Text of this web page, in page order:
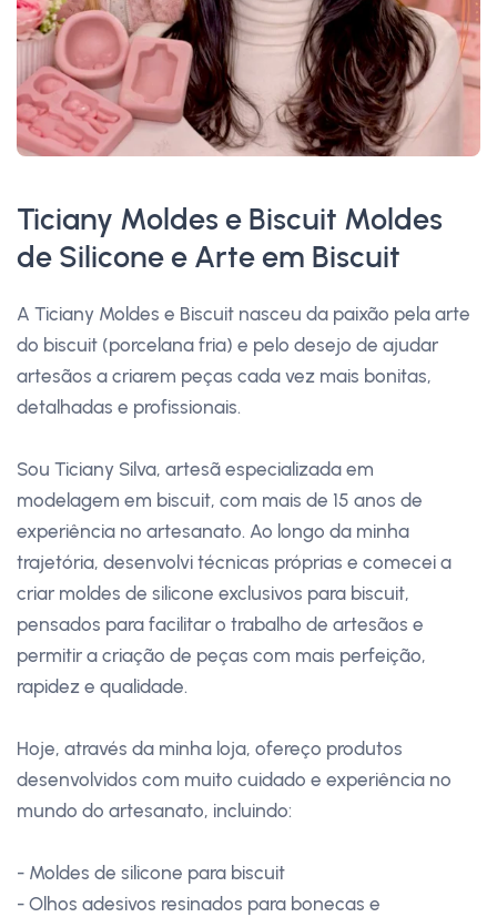
Ticiany Moldes e Biscuit Moldes
de Silicone e Arte em Biscuit
A Ticiany Moldes e Biscuit nasceu da paixão pela arte
do biscuit (porcelana fria) e pelo desejo de ajudar
artesãos a criarem peças cada vez mais bonitas,
detalhadas e profissionais.
Sou Ticiany Silva, artesã especializada em
modelagem em biscuit, com mais de 15 anos de
experiência no artesanato. Ao longo da minha
trajetória, desenvolvi técnicas próprias e comecei a
criar moldes de silicone exclusivos para biscuit,
pensados para facilitar o trabalho de artesãos e
permitir a criação de peças com mais perfeição,
rapidez e qualidade.
Hoje, através da minha loja, ofereço produtos
desenvolvidos com muito cuidado e experiência no
mundo do artesanato, incluindo:
- Moldes de silicone para biscuit
- Olhos adesivos resinados para bonecas e